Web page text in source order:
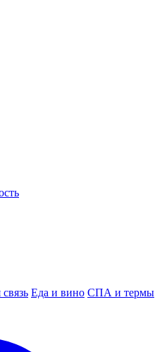
Еда и вино СПА и термы